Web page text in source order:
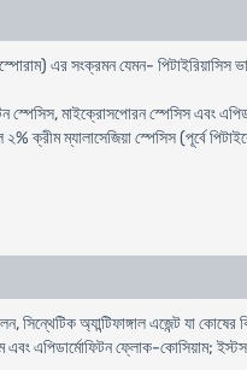
এর সংক্রমন যেমন- পিটাইরিয়াসিস
মাইক্রোসপোরন স্পেসিস এবং
ক্রীম ম্যালাসেজিয়া স্পেসিস (পূর্বে
অ্যান্টিফাঙ্গাল এজেন্ট যা কোষের
এপিডার্মোফিটন ফ্লোক-কোসিয়াম; ইস্টস: